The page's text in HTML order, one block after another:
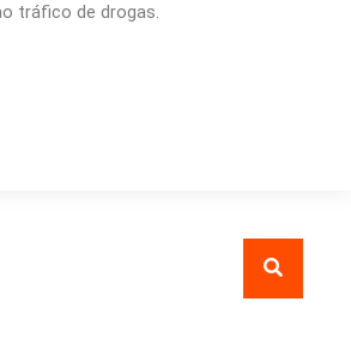
tráfico de drogas.